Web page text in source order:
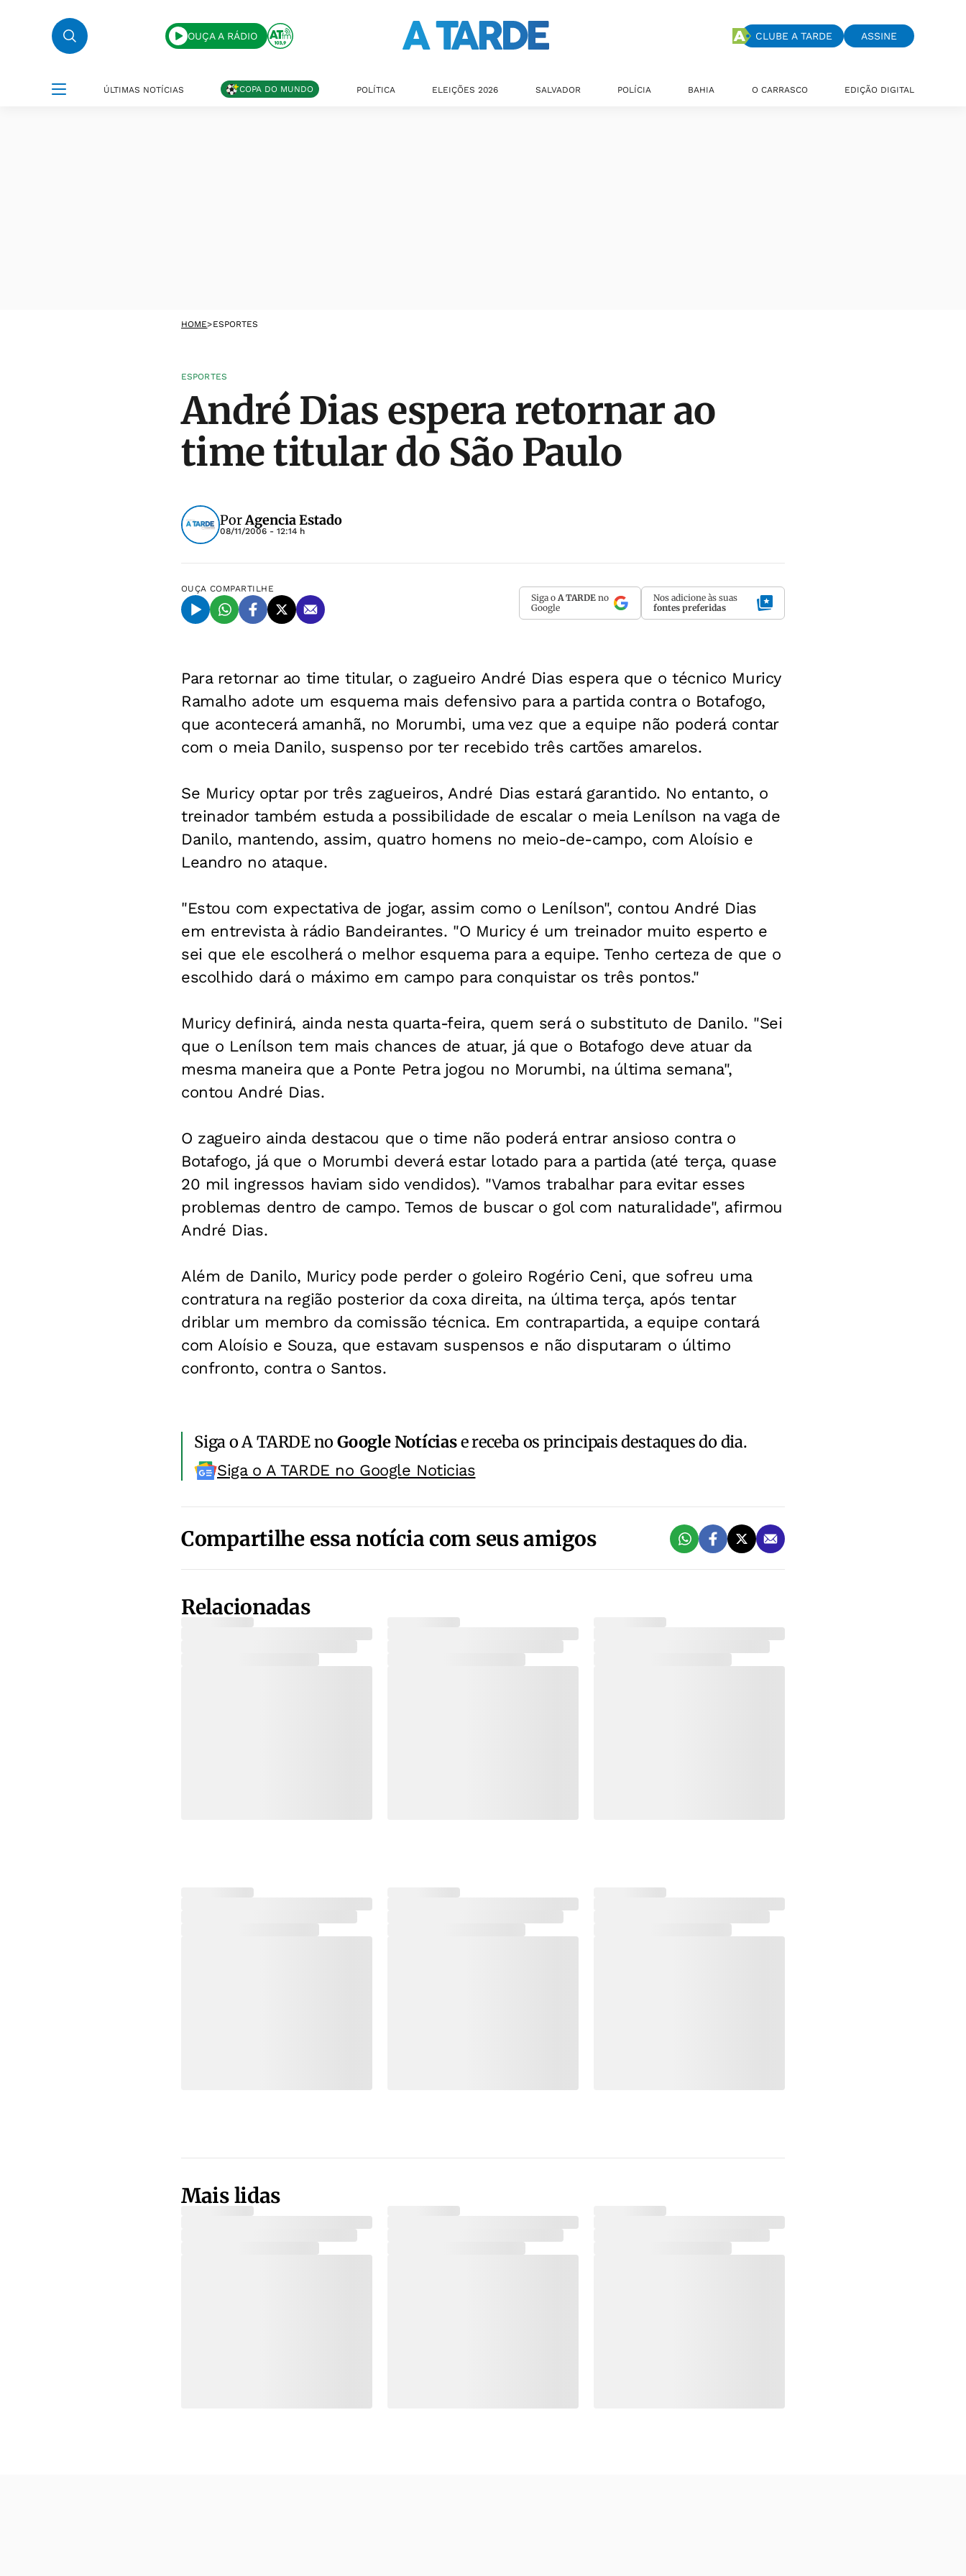
OUÇA A RÁDIO CLUBE A TARDE ASSINE
ÚLTIMAS NOTÍCIAS COPA DO MUNDO POLÍTICA ELEIÇÕES 2026 SALVADOR POLÍCIA BAHIA O CARRASCO EDIÇÃO DIGITAL
HOME>ESPORTES
ESPORTES
André Dias espera retornar ao
time titular do São Paulo
PorAgencia Estado
08/11/2006 - 12:14 h
OUÇA COMPARTILHE
Siga o A TARDE no
Google
Nos adicione às suas
fontes preferidas
Para retornar ao time titular, o zagueiro André Dias espera que o técnico Muricy
Ramalho adote um esquema mais defensivo para a partida contra o Botafogo,
que acontecerá amanhã, no Morumbi, uma vez que a equipe não poderá contar
com o meia Danilo, suspenso por ter recebido três cartões amarelos.
Se Muricy optar por três zagueiros, André Dias estará garantido. No entanto, o
treinador também estuda a possibilidade de escalar o meia Lenílson na vaga de
Danilo, mantendo, assim, quatro homens no meio-de-campo, com Aloísio e
Leandro no ataque.
"Estou com expectativa de jogar, assim como o Lenílson", contou André Dias
em entrevista à rádio Bandeirantes. "O Muricy é um treinador muito esperto e
sei que ele escolherá o melhor esquema para a equipe. Tenho certeza de que o
escolhido dará o máximo em campo para conquistar os três pontos."
Muricy definirá, ainda nesta quarta-feira, quem será o substituto de Danilo. "Sei
que o Lenílson tem mais chances de atuar, já que o Botafogo deve atuar da
mesma maneira que a Ponte Petra jogou no Morumbi, na última semana",
contou André Dias.
O zagueiro ainda destacou que o time não poderá entrar ansioso contra o
Botafogo, já que o Morumbi deverá estar lotado para a partida (até terça, quase
20 mil ingressos haviam sido vendidos). "Vamos trabalhar para evitar esses
problemas dentro de campo. Temos de buscar o gol com naturalidade", afirmou
André Dias.
Além de Danilo, Muricy pode perder o goleiro Rogério Ceni, que sofreu uma
contratura na região posterior da coxa direita, na última terça, após tentar
driblar um membro da comissão técnica. Em contrapartida, a equipe contará
com Aloísio e Souza, que estavam suspensos e não disputaram o último
confronto, contra o Santos.
Siga o A TARDE noGoogle Notíciase receba os principais destaques do dia.
Siga o A TARDE no Google Noticias
Compartilhe essa notícia com seus amigos
Relacionadas
Mais lidas